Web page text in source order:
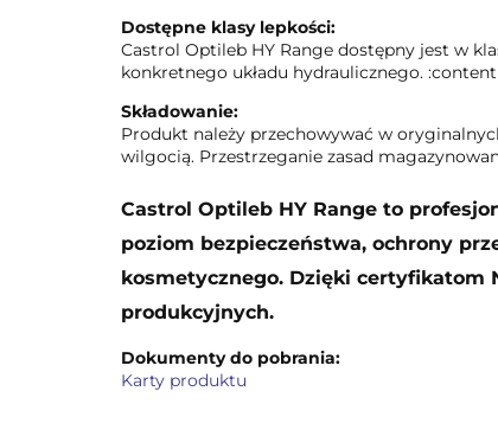
Dostępne klasy lepkości:
Castrol Optileb HY Range dostępny jest w
konkretnego układu hydraulicznego.
Składowanie:
Produkt należy przechowywać w
wilgocią. Przestrzeganie zasad
Castrol Optileb HY Range to
poziom bezpieczeństwa, ochrony
kosmetycznego. Dzięki certyfikatom
produkcyjnych.
Dokumenty do pobrania:
Karty produktu